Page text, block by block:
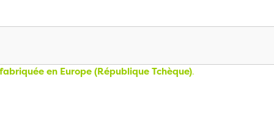
en Europe (République Tchèque).